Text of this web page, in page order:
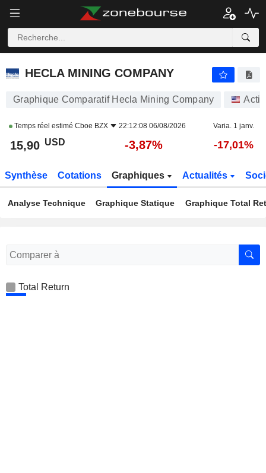
HECLA MINING COMPANY
HECLA MINING COMPANY
Graphique Comparatif Hecla Mining Company
Temps réel estimé Cboe BZX 22:12:08 06/08/2026 Varia. 1 janv.
15,90 USD -3,87% -17,01%
Synthèse Cotations Graphiques Actualités
Analyse Technique Graphique Statique Graphique Total
Total Return